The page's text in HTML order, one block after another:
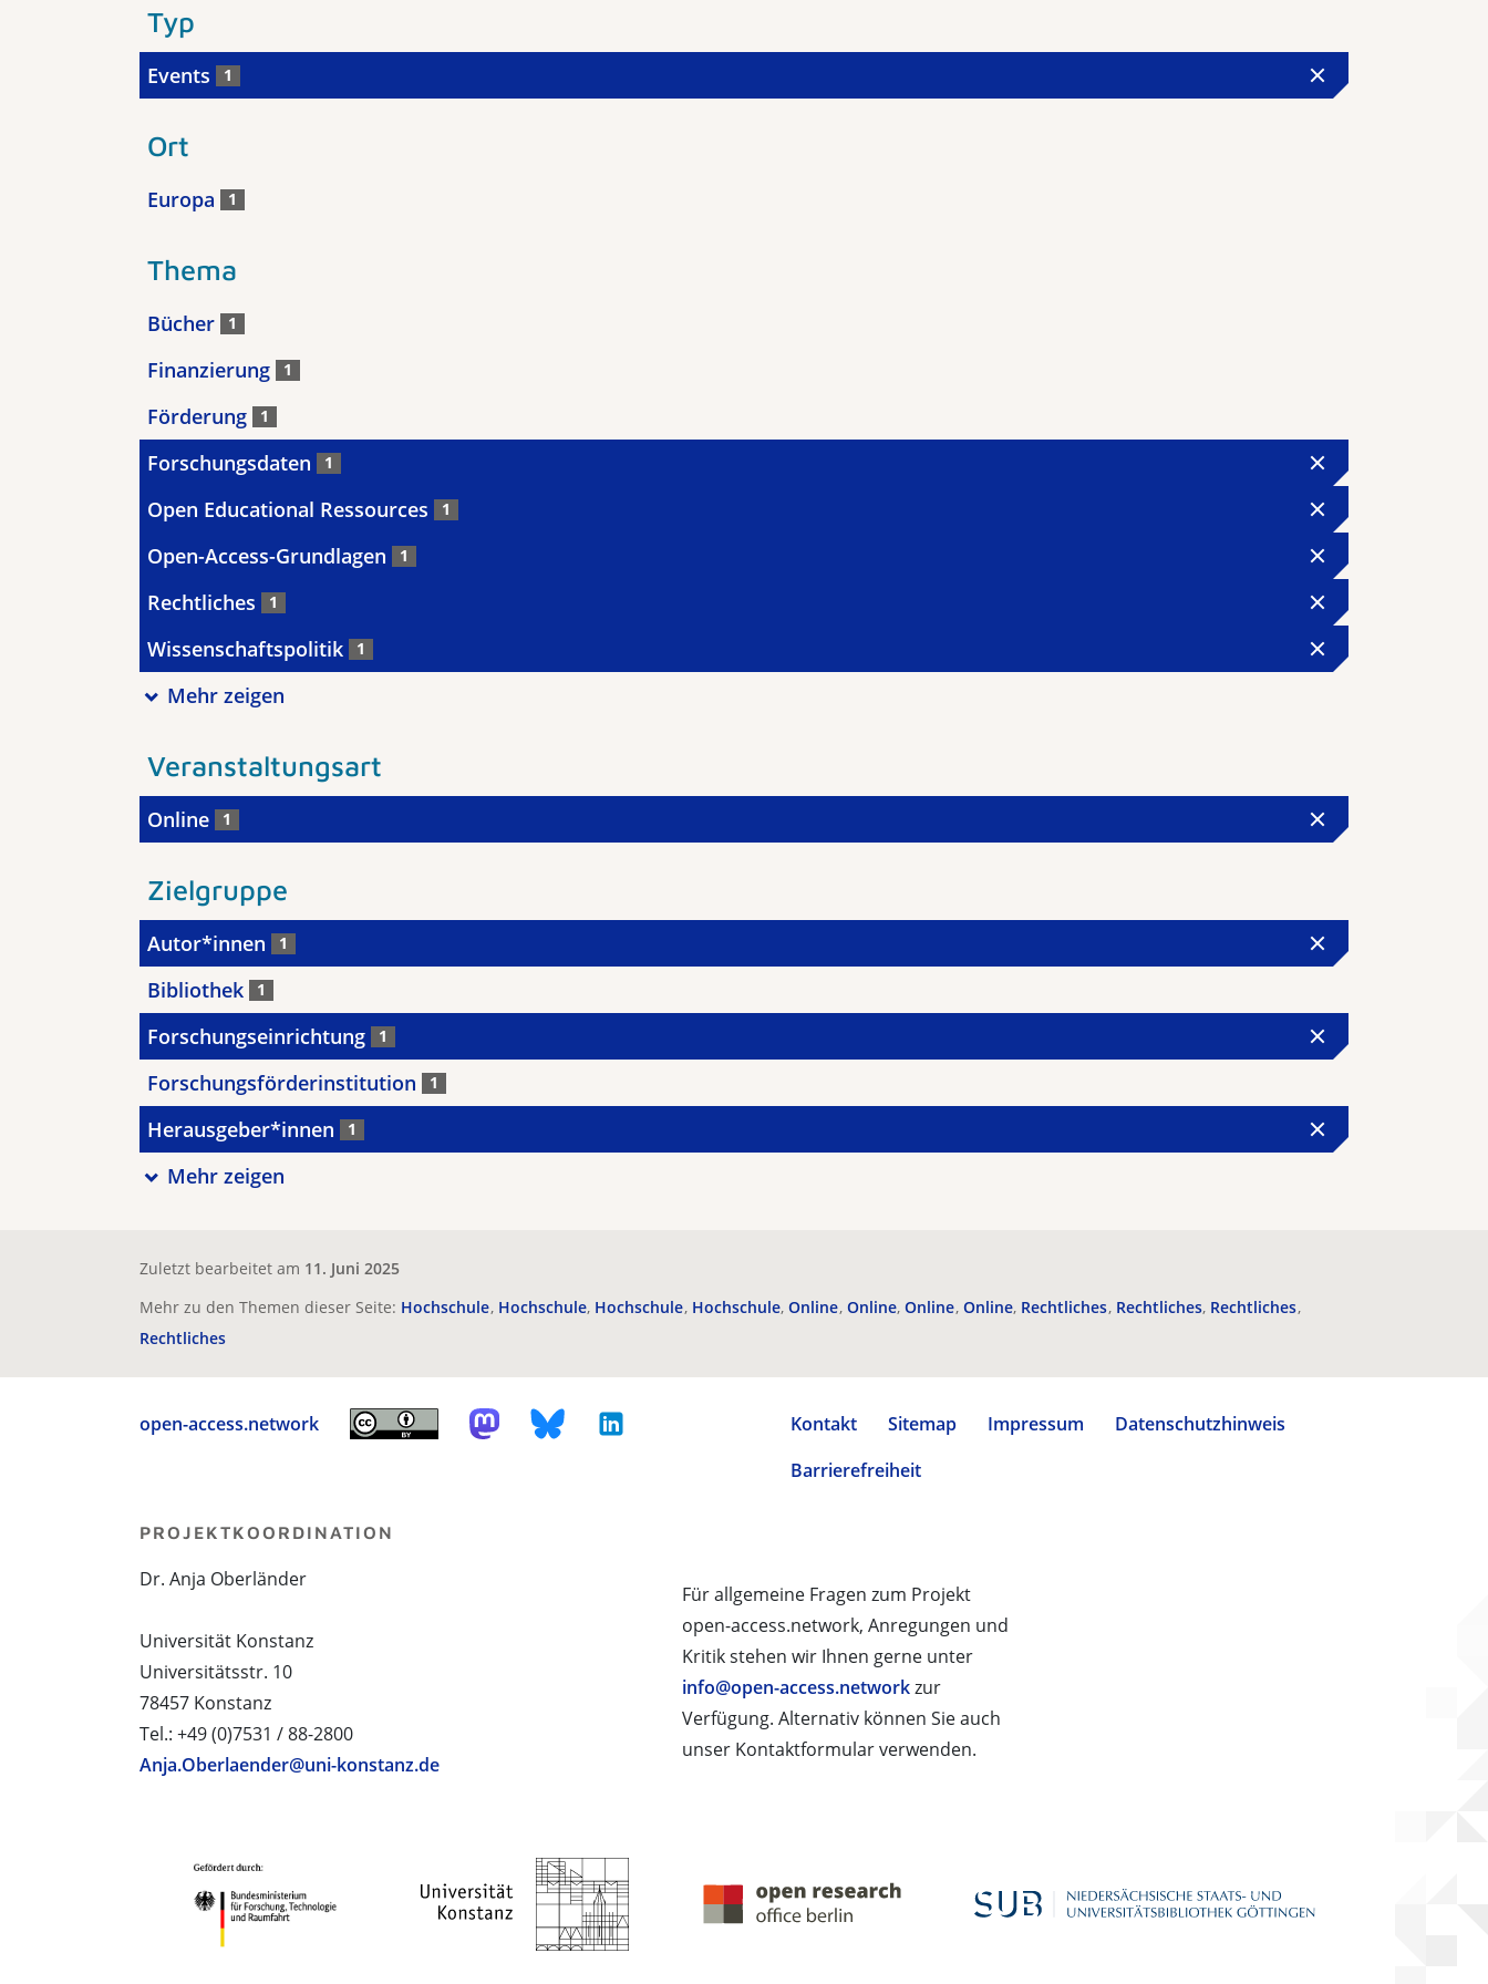
Typ
Events 1
Ort
Europa 1
Thema
Bücher 1
Finanzierung 1
Förderung 1
Forschungsdaten 1
Open Educational Ressources 1
Open-Access-Grundlagen 1
Rechtliches 1
Wissenschaftspolitik 1
Mehr zeigen
Veranstaltungsart
Online 1
Zielgruppe
Autor*innen 1
Bibliothek 1
Forschungseinrichtung 1
Forschungsförderinstitution 1
Herausgeber*innen 1
Mehr zeigen
Zuletzt bearbeitet am 11. Juni 2025
Mehr zu den Themen dieser Seite: Hochschule Hochschule Hochschule Hochschule Online Online Online Online Rechtliches Rechtliches Rechtliches
Rechtliches
open-access.network Kontakt Sitemap Impressum
Datenschutzhinweis
Barrierefreiheit
Für allgemeine Fragen zum Projekt
open-access.network, Anregungen und
Kritik stehen wir Ihnen gerne unter
info@open-access.networkzur
Verfügung. Alternativ können Sie auch
unser Kontaktformular verwenden.
PROJEKTKOORDINATION
Dr. Anja Oberländer
Universität Konstanz
Universitätsstr. 10
78457 Konstanz
Tel.: +49 (0)7531 / 88-2800
Anja.Oberlaender@uni-konstanz.de